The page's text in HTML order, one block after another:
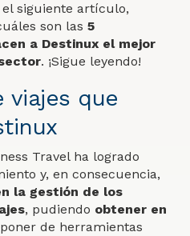
el siguiente artículo,
son las 5
a Destinux el mejor
. ¡Sigue leyendo!
viajes que
Travelha logrado
y, en consecuencia,
la gestión de los
, pudiendo obtener en
de herramientas